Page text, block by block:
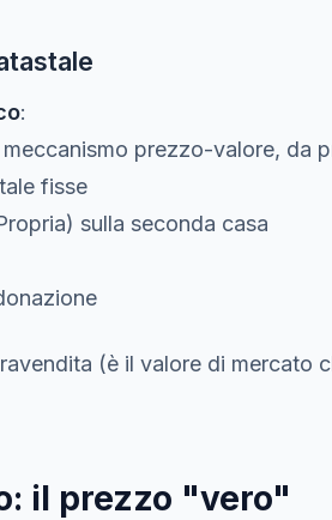
:
prezzo-valore, da
fisse
sulla seconda casa
(è il valore di mercato
il prezzo "vero"